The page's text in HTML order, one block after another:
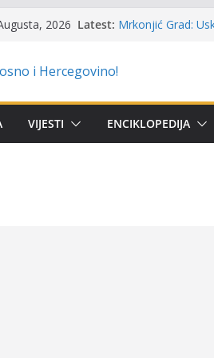
2026 Latest: (Banlozi)
Održan 15.
osvojili prelazni
VIJESTI ENCIKLOPEDIJA